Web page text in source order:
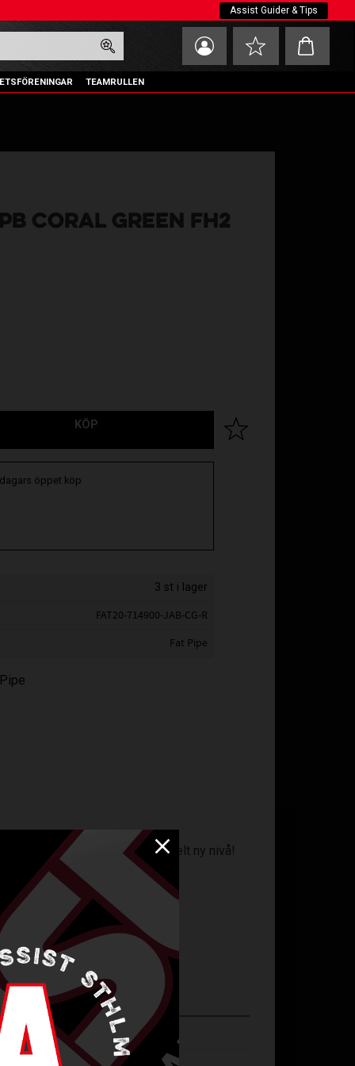
Assist Guider & Tips
Favoriter
Kundvagn
TEAMRULLEN
CORAL GREEN FH2
KÖP Lägg till i favoriter
öppet köp
3 st i lager
FAT20-714900-JAB-CG-R
Fat Pipe
sköna lirarkänsla, en helt ny nivå!